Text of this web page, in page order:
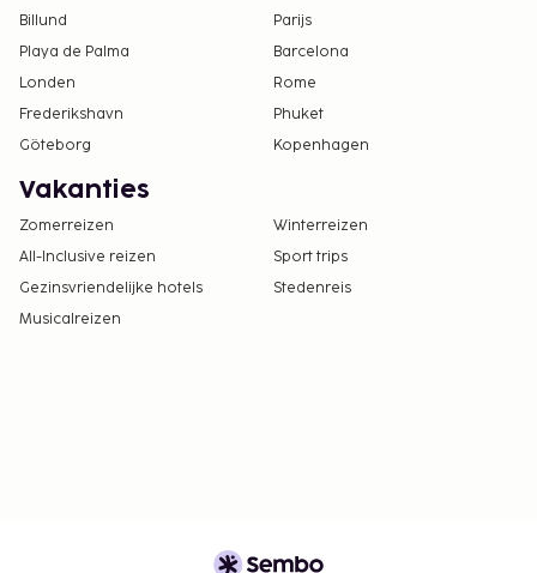
Billund
Parijs
Playa de Palma
Barcelona
Londen
Rome
Frederikshavn
Phuket
Göteborg
Kopenhagen
Vakanties
Zomerreizen
Winterreizen
All-Inclusive reizen
Sport trips
Gezinsvriendelijke hotels
Stedenreis
Musicalreizen